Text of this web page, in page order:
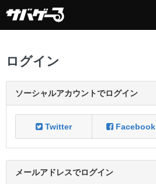
ログイン
ソーシャルアカウントでログイン
Twitter Facebook
メールアドレスでログイン